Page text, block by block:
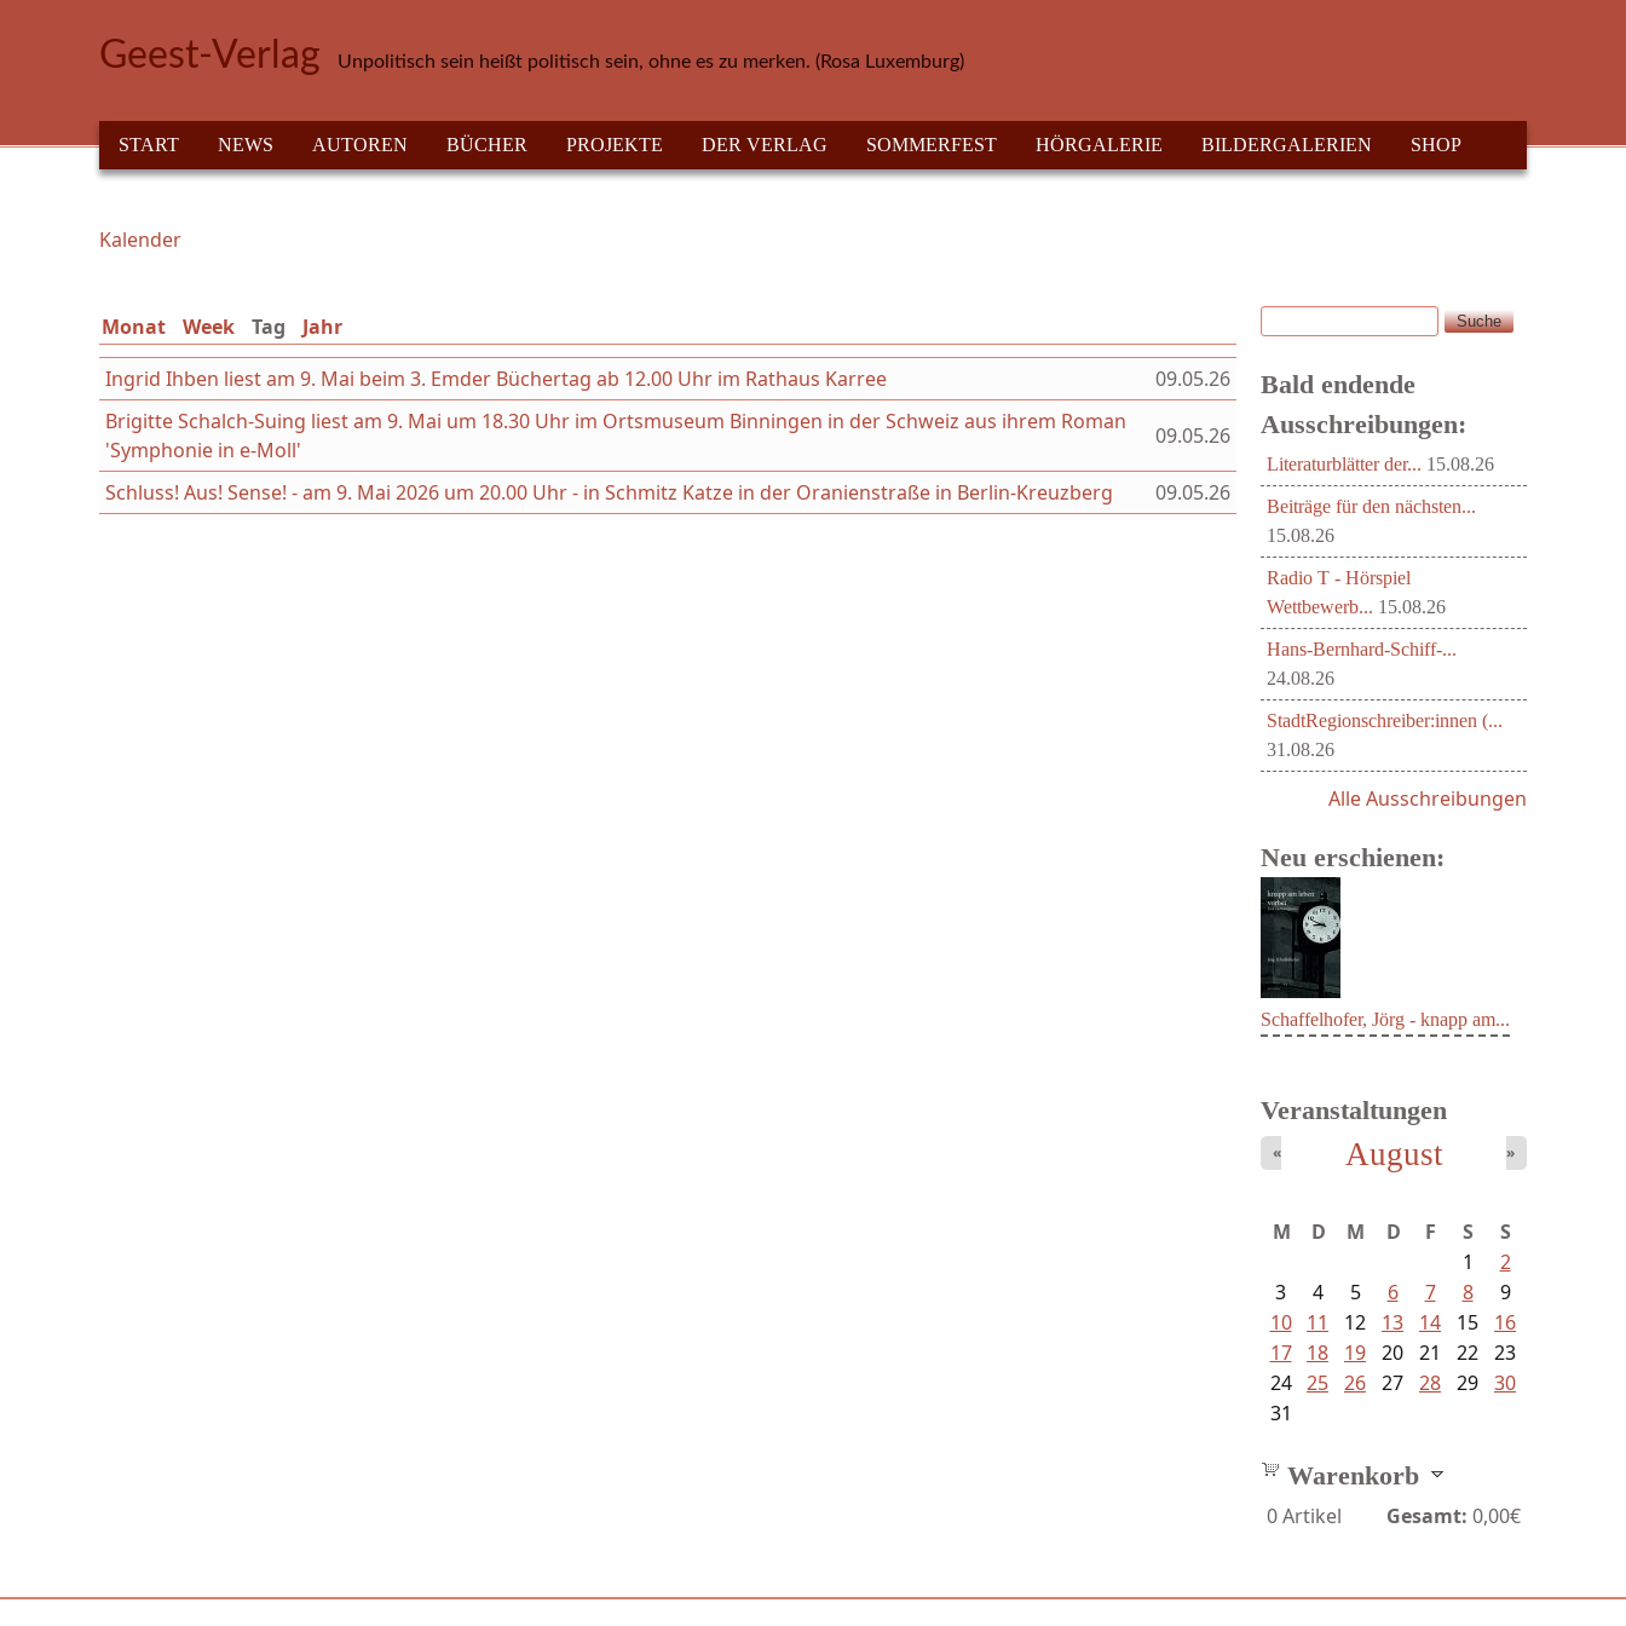
Geest-Verlag Unpolitisch sein heißt politisch sein, ohne es zu merken. (Rosa Luxemburg)
HAUPTMENÜ
START NEWS AUTOREN BÜCHER PROJEKTE DER VERLAG SOMMERFEST HÖRGALERIE BILDERGALERIEN SHOP
Sie sind hier
Kalender
Monat Week Tag (aktiver Reiter)
Jahr
Ingrid Ihben liest am 9. Mai beim 3. Emder Büchertag ab 12.00 Uhr im Rathaus Karree
09.05.26
Brigitte Schalch-Suing liest am 9. Mai um 18.30 Uhr im Ortsmuseum Binningen in der Schweiz aus ihrem Roman
'Symphonie in e-Moll'
09.05.26
Schluss! Aus! Sense! - am 9. Mai 2026 um 20.00 Uhr - in Schmitz Katze in der Oranienstraße in Berlin-Kreuzberg 09.05.26
Suchformular
Suche
Bald endende
Ausschreibungen:
Literaturblätter der... 15.08.26
Beiträge für den nächsten...
15.08.26
Radio T - Hörspiel
Wettbewerb... 15.08.26
Hans-Bernhard-Schiff-...
24.08.26
StadtRegionschreiber:innen (...
31.08.26
Alle Ausschreibungen
Neu erschienen:
Schaffelhofer, Jörg - knapp am...
Veranstaltungen
August
« »
M D M D F S
S
1
2
3
4 5 6 7 8
9
10
11 12 13 14 15
16
17
18 19 20 21 22 23
24 25 26 27 28 29 30
31
Warenkorb
0Artikel Gesamt: 0,00€